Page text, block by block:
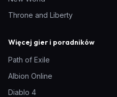
Throne and Liberty
Więcej gier i poradników
Path of Exile
Albion Online
Diablo 4